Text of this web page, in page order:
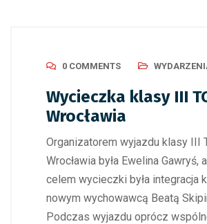
0 COMMENTS
Wycieczka klasy III
Wrocławia
Organizatorem wyjazdu klasy III
Wrocławia była Ewelina Gawryś,
celem wycieczki była integracja
nowym wychowawcą Beatą
Podczas wyjazdu oprócz